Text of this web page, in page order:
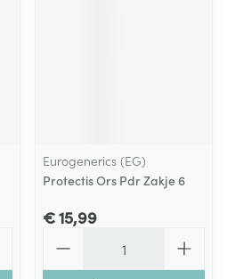
Eurogenerics (EG)
Protectis Ors Pdr Zakje 6
€ 15,99